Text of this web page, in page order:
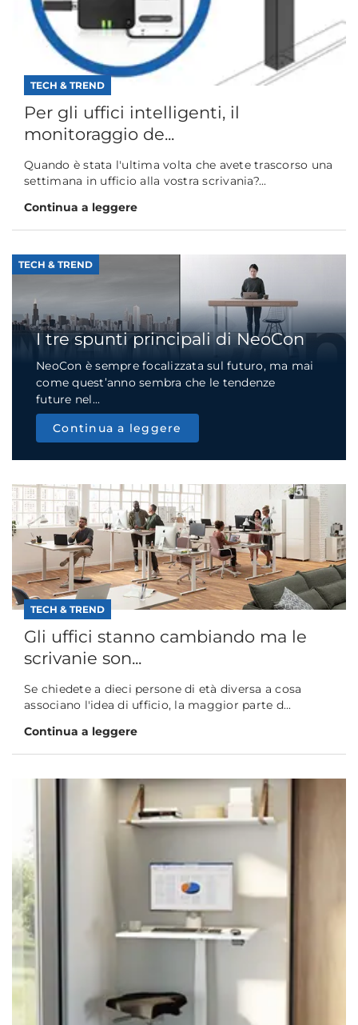
TECH & TREND
Per gli uffici intelligenti, il
monitoraggio de...
Quando è stata l'ultima volta che avete trascorso una
settimana in ufficio alla vostra scrivania?...
Continua a leggere
TECH & TREND
I tre spunti principali di NeoCon
NeoCon è sempre focalizzata sul futuro, ma mai
come quest’anno sembra che le tendenze
future nel...
Continua a leggere
TECH & TREND
Gli uffici stanno cambiando ma le
scrivanie son...
Se chiedete a dieci persone di età diversa a cosa
associano l'idea di ufficio, la maggior parte d...
Continua a leggere